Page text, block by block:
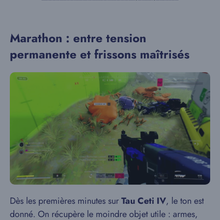
Marathon : entre tension
permanente et frissons maîtrisés
Dès les premières minutes surTau Ceti IV, le ton est
donné. On récupère le moindre objet utile : armes,